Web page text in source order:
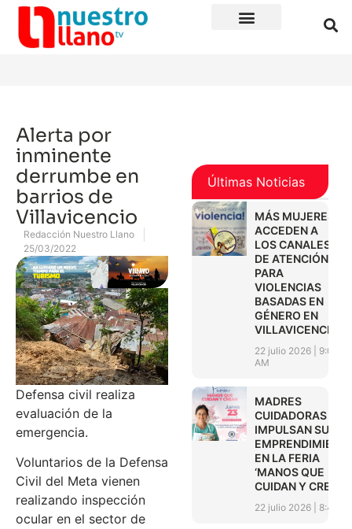
Alerta por
inminente
derrumbe en
barrios de
Villavicencio
Redacción Nuestro Llano
25/03/2022
Defensa civil realiza
evaluación de la
emergencia.
Voluntarios de la Defensa
Civil del Meta vienen
realizando inspección
ocular en el sector de
Últimas Noticias
MÁS MUJERES
ACCEDEN A
LOS CANALES
DE ATENCIÓN
PARA
VIOLENCIAS
BASADAS EN
GÉNERO EN
VILLAVICENCIO
22 julio 2026
9:01
AM
MADRES
CUIDADORAS
IMPULSAN SUS
EN LA FERIA
‘MANOS QUE
CUIDAN Y CREAN’
22 julio 2026 8:45